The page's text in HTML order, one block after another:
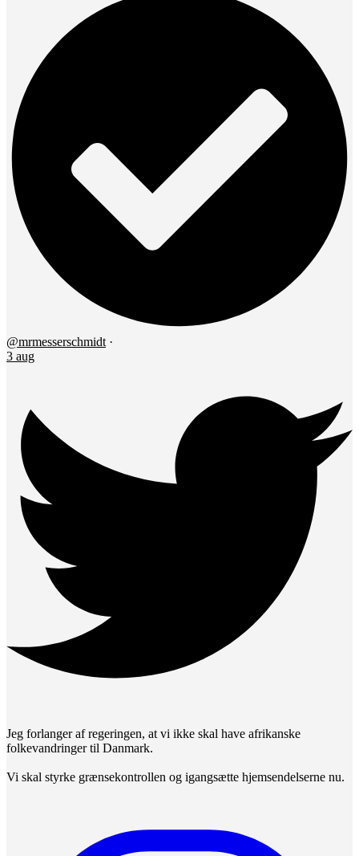
@mrmesserschmidt ·
3 aug
Jeg forlanger af regeringen, at vi ikke skal have afrikanske
folkevandringer til Danmark.
Vi skal styrke grænsekontrollen og igangsætte hjemsendelserne nu.